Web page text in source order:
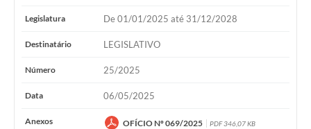
Agenda
WebMail
FAQ / Perguntas e Respostas Frequentes
Legislatura De 01/01/2025 até 31/12/2028
Destinatário LEGISLATIVO
Número 25/2025
Data 06/05/2025
Anexos OFÍCIO Nº 069/2025 PDF 346,07 KB